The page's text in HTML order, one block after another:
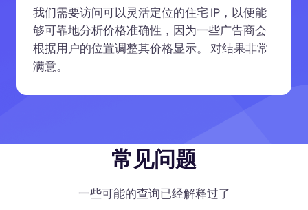
我们需要访问可以灵活定位的住宅 IP，以便能
够可靠地分析价格准确性，因为一些广告商会
根据用户的位置调整其价格显示。 对结果非常
满意。
常见问题
一些可能的查询已经解释过了